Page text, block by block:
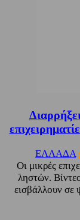
ΕΛΛΑΔΑ
Οι μικρές
ληστών.
εισβάλλουν σε